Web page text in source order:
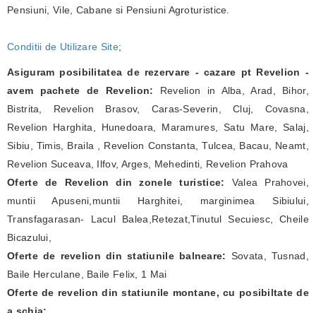
Pensiuni, Vile, Cabane si Pensiuni Agroturistice.
Conditii de Utilizare Site;
Asiguram posibilitatea de rezervare - cazare pt Revelion -
avem pachete de Revelion: Revelion in Alba, Arad, Bihor,
Bistrita, Revelion Brasov, Caras-Severin, Cluj, Covasna,
Revelion Harghita, Hunedoara, Maramures, Satu Mare, Salaj,
Sibiu, Timis, Braila , Revelion Constanta, Tulcea, Bacau, Neamt,
Revelion Suceava, Ilfov, Arges, Mehedinti, Revelion Prahova
Oferte de Revelion din zonele turistice: Valea Prahovei,
muntii Apuseni,muntii Harghitei, marginimea Sibiului,
Transfagarasan- Lacul Balea,Retezat,Tinutul Secuiesc, Cheile
Bicazului,
Oferte de revelion din statiunile balneare: Sovata, Tusnad,
Baile Herculane, Baile Felix, 1 Mai
Oferte de revelion din statiunile montane, cu posibiltate de